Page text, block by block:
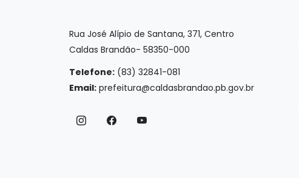
Rua José Alípio de Santana, 371, Centro
Caldas Brandão- 58350-000
Telefone: (83) 32841-081
Email: prefeitura@caldasbrandao.pb.gov.br